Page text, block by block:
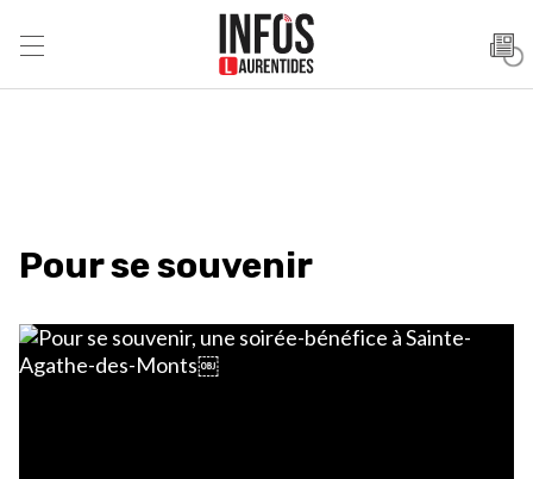
Pour se souvenir